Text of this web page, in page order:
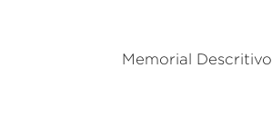
Memorial Descritivo